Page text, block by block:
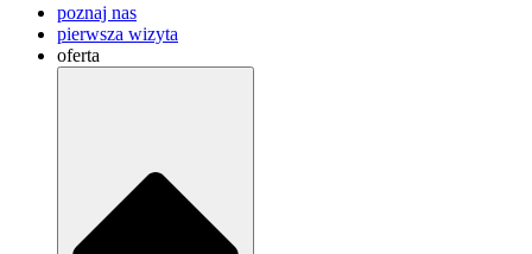
poznaj nas
pierwsza wizyta
oferta